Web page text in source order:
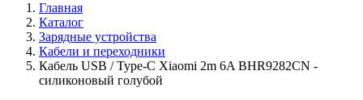
Главная
Каталог
Зарядные устройства
Кабели и переходники
Кабель USB / Type-C Xiaomi 2m 6A BHR9282CN -
силиконовый голубой